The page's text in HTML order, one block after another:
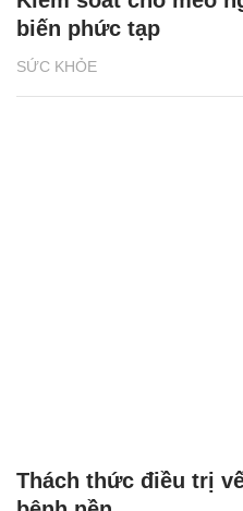
SỨC KHỎE
biến phức tạp
Thách thức điều trị